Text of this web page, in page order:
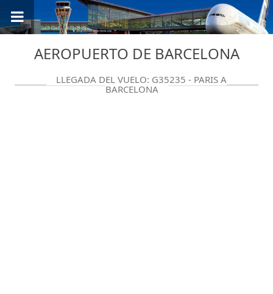
AEROPUERTO DE BARCELONA
LLEGADA DEL VUELO: G35235 - PARIS A
BARCELONA